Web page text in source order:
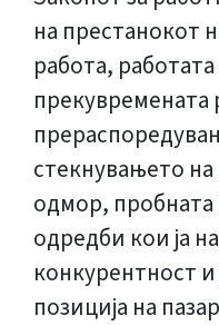
на престанокот
работа,
прекувремената
стекнувањето
одмор, пробната
одредби кои ја
конкурентност и
позиција на